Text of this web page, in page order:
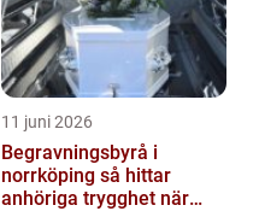
11 juni 2026
Begravningsbyrå i
norrköping så hittar
anhöriga trygghet när